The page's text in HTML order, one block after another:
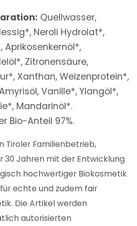
Quellwasser,
Neroli Hydrolat*,
Aprikosenkernöl*,
Zitronensäure,
Xanthan, Weizenprotein*,
Vanille*, Ylangöl*,
Mandarinöl*.
Bio-Anteil 97%.
Tiroler Familienbetrieb,
30 Jahren mit der Entwicklung
hochwertiger Biokosmetik
echte und zudem fair
Die Artikel werden
autorisierten